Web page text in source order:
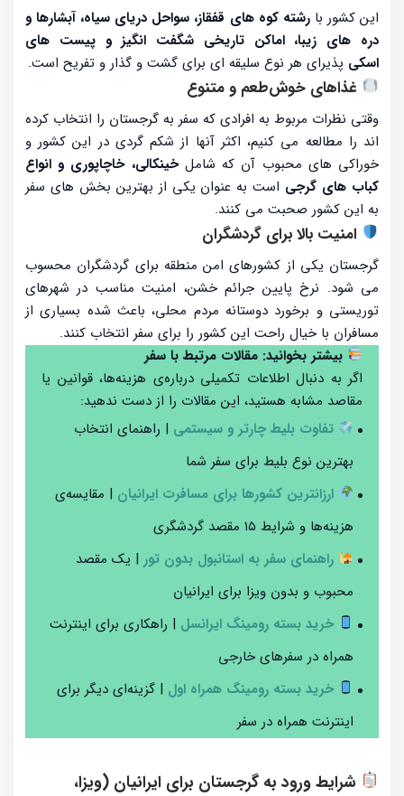
این کشور بارشته کوه های قفقاز، سواحل دریای سیاه، آبشارها و
دره های زیبا، اماکن تاریخی شگفت انگیز و پیست های
اسکی پذیرای هر نوع سلیقه ای برای گشت و گذار و تفریح است.
غذاهای خوش‌طعم و متنوع
وقتی نظرات مربوط به افرادی که سفر به گرجستان را انتخاب کرده
اند را مطالعه می کنیم، اکثر آنها از شکم گردی در این کشور و
خوراکی های محبوب آن که شاملخینکالی، خاچاپوری و انواع
کباب های گرجی است به عنوان یکی از بهترین بخش های سفر
به این کشور صحبت می کنند.
امنیت بالا برای گردشگران
گرجستان یکی از کشورهای امن منطقه برای گردشگران محسوب
می‌ شود. نرخ پایین جرائم خشن، امنیت مناسب در شهرهای
توریستی و برخورد دوستانه مردم محلی، باعث شده بسیاری از
مسافران با خیال راحت این کشور را برای سفر انتخاب کنند.
بیشتر بخوانید: مقالات مرتبط با سفر
اگر به دنبال اطلاعات تکمیلی درباره‌ی هزینه‌ها، قوانین یا
مقاصد مشابه هستید، این مقالات را از دست ندهید:
تفاوت بلیط چارتر و سیستمی | راهنمای انتخاب
بهترین نوع بلیط برای سفر شما
ارزانترین کشورها برای مسافرت ایرانیان | مقایسه‌ی
هزینه‌ها و شرایط ۱۵ مقصد گردشگری
راهنمای سفر به استانبول بدون تور | یک مقصد
محبوب و بدون ویزا برای ایرانیان
خرید بسته رومینگ ایرانسل | راهکاری برای اینترنت
همراه در سفرهای خارجی
خرید بسته رومینگ همراه اول | گزینه‌ای دیگر برای
اینترنت همراه در سفر
شرایط ورود به گرجستان برای ایرانیان (ویزا،